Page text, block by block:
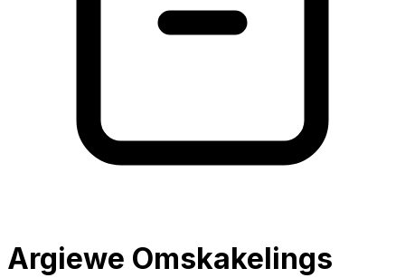
Argiewe Omskakelings